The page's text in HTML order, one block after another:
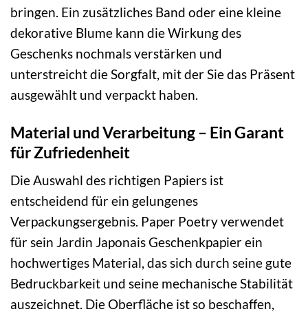
bringen. Ein zusätzliches Band oder eine kleine
dekorative Blume kann die Wirkung des
Geschenks nochmals verstärken und
unterstreicht die Sorgfalt, mit der Sie das Präsent
ausgewählt und verpackt haben.
Material und Verarbeitung – Ein Garant
für Zufriedenheit
Die Auswahl des richtigen Papiers ist
entscheidend für ein gelungenes
Verpackungsergebnis. Paper Poetry verwendet
für sein Jardin Japonais Geschenkpapier ein
hochwertiges Material, das sich durch seine gute
Bedruckbarkeit und seine mechanische Stabilität
auszeichnet. Die Oberfläche ist so beschaffen,